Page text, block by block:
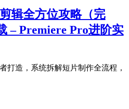
辑全方位攻略（完
– Premiere Pro进阶实
打造，系统拆解短片制作全流程，